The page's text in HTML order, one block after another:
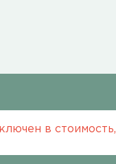
в стоимость,